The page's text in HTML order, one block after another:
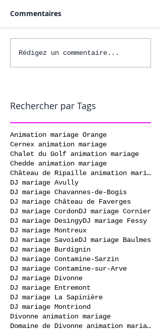
Commentaires
Rédigez un commentaire...
Rechercher par Tags
Animation mariage Orange
Cernex animation mariage
Chalet du Golf animation mariage
Chedde animation mariage
Château de Ripaille animation mariage
DJ mariage Avully
DJ mariage Chavannes-de-Bogis
DJ mariage Château de Faverges
DJ mariage CordonDJ mariage Cornier
DJ mariage DesingyDJ mariage Fessy
DJ mariage Montreux
DJ mariage SavoieDJ mariage Baulmes
DJ mariage Burdignin
DJ mariage Contamine-Sarzin
DJ mariage Contamine-sur-Arve
DJ mariage Divonne
DJ mariage Entremont
DJ mariage La Sapinière
DJ mariage Montriond
Divonne animation mariage
Domaine de Divonne animation mariage